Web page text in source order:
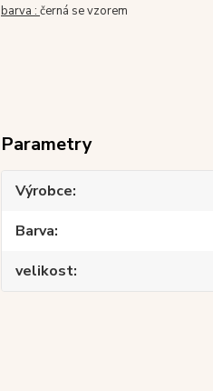
barva : černá se vzorem
Parametry
Výrobce
Barva
velikost